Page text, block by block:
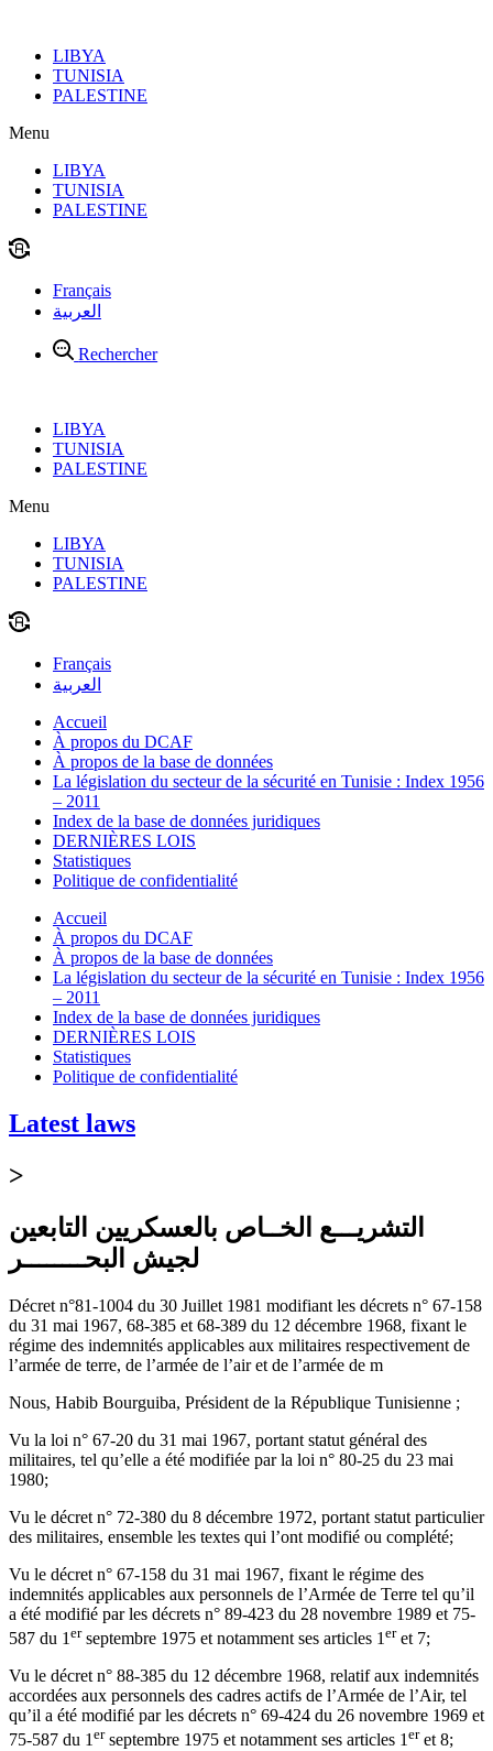
contenuLIBYA
TUNISIA
PALESTINE
Menu
LIBYA
TUNISIA
PALESTINE
Français
العربية
Rechercher
LIBYA
TUNISIA
PALESTINE
Menu
LIBYA
TUNISIA
PALESTINE
Français
العربية
Accueil
À propos du DCAF
À propos de la base de données
La législation du secteur de la sécurité en Tunisie : Index 1956
– 2011
Index de la base de données juridiques
DERNIÈRES LOIS
Statistiques
Politique de confidentialité
Accueil
À propos du DCAF
À propos de la base de données
La législation du secteur de la sécurité en Tunisie : Index 1956
– 2011
Index de la base de données juridiques
DERNIÈRES LOIS
Statistiques
Politique de confidentialité
Latest laws
>
التشريـــع الخــاص بالعسكريين التابعين
لجيش البحــــــــر
Décret n°81-1004 du 30 Juillet 1981 modifiant les décrets n° 67-158
du 31 mai 1967, 68-385 et 68-389 du 12 décembre 1968, fixant le
régime des indemnités applicables aux militaires respectivement de
l’armée de terre, de l’armée de l’air et de l’armée de m
Nous, Habib Bourguiba, Président de la République Tunisienne ;
Vu la loi n° 67-20 du 31 mai 1967, portant statut général des
militaires, tel qu’elle a été modifiée par la loi n° 80-25 du 23 mai
1980;
Vu le décret n° 72-380 du 8 décembre 1972, portant statut particulier
des militaires, ensemble les textes qui l’ont modifié ou complété;
Vu le décret n° 67-158 du 31 mai 1967, fixant le régime des
indemnités applicables aux personnels de l’Armée de Terre tel qu’il
a été modifié par les décrets n° 89-423 du 28 novembre 1989 et 75-
587 du 1 erseptembre 1975 et notamment ses articles 1 eret 7;
Vu le décret n° 88-385 du 12 décembre 1968, relatif aux indemnités
accordées aux personnels des cadres actifs de l’Armée de l’Air, tel
qu’il a été modifié par les décrets n° 69-424 du 26 novembre 1969 et
75-587 du 1 erseptembre 1975 et notamment ses articles 1 eret 8;